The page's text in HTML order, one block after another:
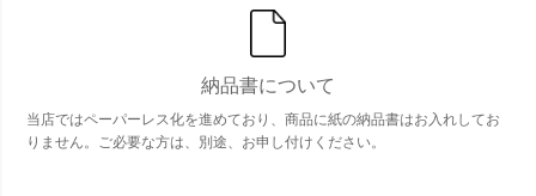
納品書について
当店ではペーパーレス化を進めており、商品に紙の納品書はお入れしてお
りません。ご必要な方は、別途、お申し付けください。